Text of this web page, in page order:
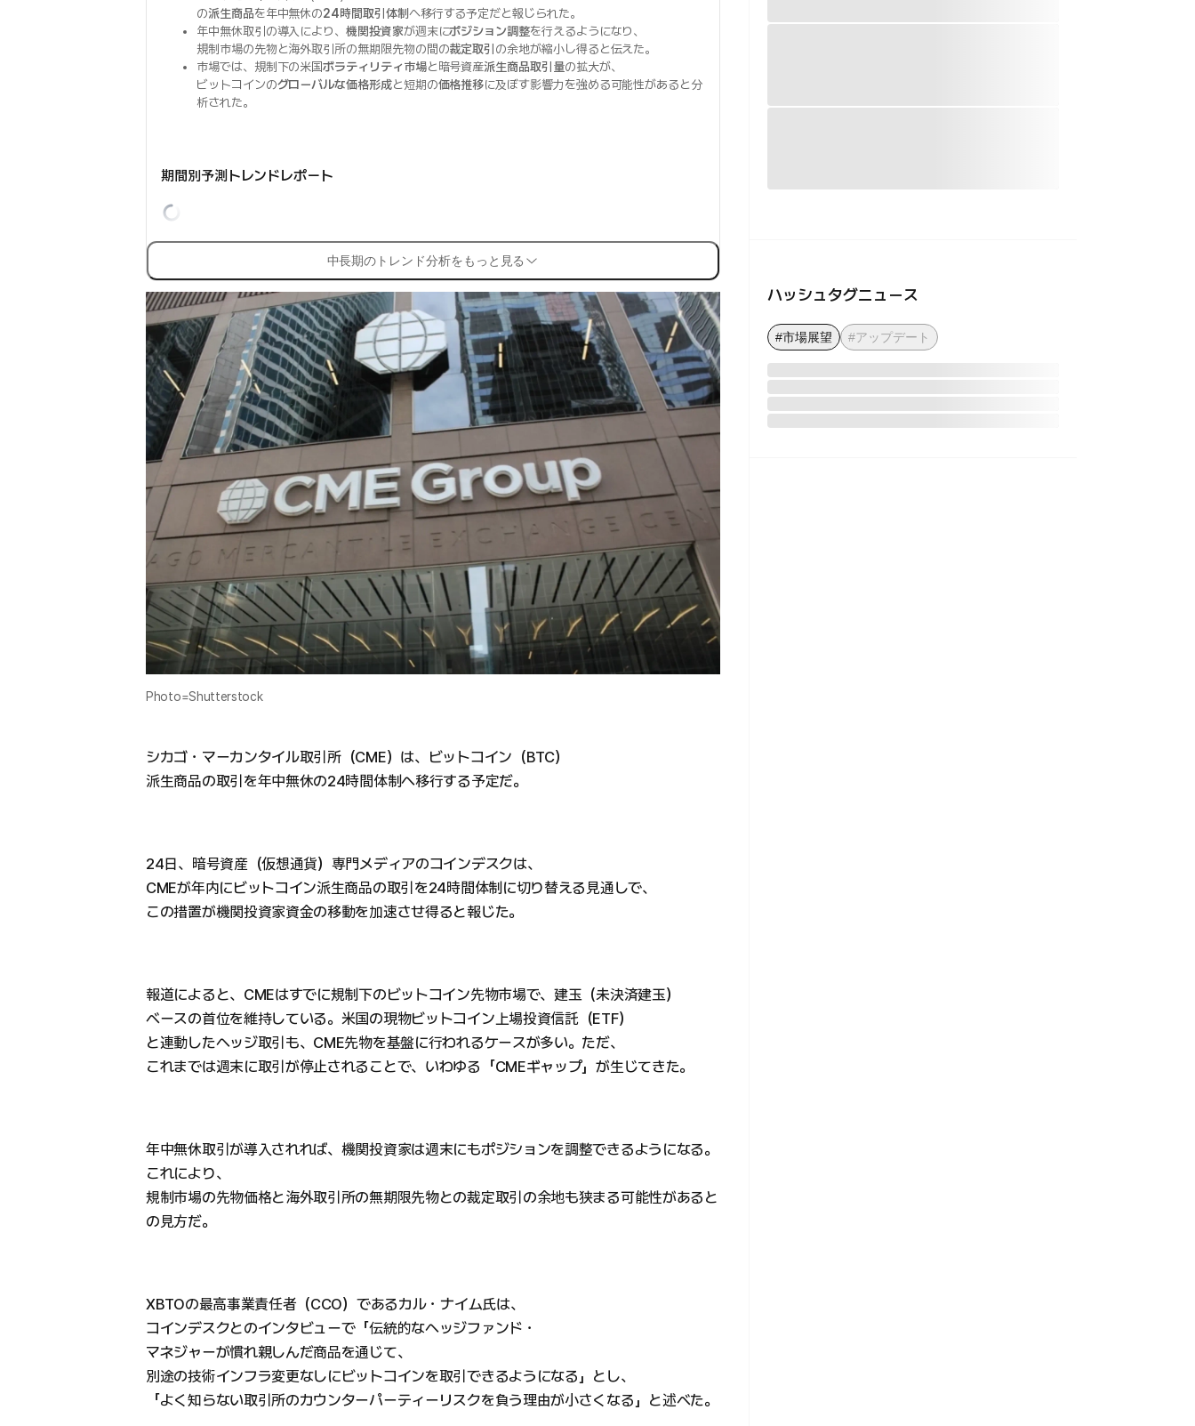
の派生商品を年中無休の24時間取引体制へ移行する予定だと報じられた。
年中無休取引の導入により、機関投資家が週末にポジション調整を行えるようになり、
規制市場の先物と海外取引所の無期限先物の間の裁定取引 の余地が縮小し得ると伝えた。
市場では、規制下の米国ボラティリティ市場と暗号資産派生商品取引量の拡大が、
ビットコインのグローバルな価格形成と短期の価格推移に及ぼす影響力を強める可能性があると分
析された。
期間別予測トレンドレポート
中長期のトレンド分析をもっと見る
Photo=Shutterstock
シカゴ・マーカンタイル取引所（CME）は、ビットコイン（BTC）
派生商品の取引を年中無休の24時間体制へ移行する予定だ。
24日、暗号資産（仮想通貨）専門メディアのコインデスクは、
CMEが年内にビットコイン派生商品の取引を24時間体制に切り替える見通しで、
この措置が機関投資家資金の移動を加速させ得ると報じた。
報道によると、CMEはすでに規制下のビットコイン先物市場で、建玉（未決済建玉）
ベースの首位を維持している。米国の現物ビットコイン上場投資信託（ETF）
と連動したヘッジ取引も、CME先物を基盤に行われるケースが多い。ただ、
これまでは週末に取引が停止されることで、いわゆる「CMEギャップ」が生じてきた。
年中無休取引が導入されれば、機関投資家は週末にもポジションを調整できるようになる。
これにより、
規制市場の先物価格と海外取引所の無期限先物との裁定取引の余地も狭まる可能性があると
の見方だ。
XBTOの最高事業責任者（CCO）であるカル・ナイム氏は、
コインデスクとのインタビューで「伝統的なヘッジファンド・
マネジャーが慣れ親しんだ商品を通じて、
別途の技術インフラ変更なしにビットコインを取引できるようになる」とし、
「よく知らない取引所のカウンターパーティーリスクを負う理由が小さくなる」と述べた。
ハッシュタグニュース
#市場展望 #アップデート